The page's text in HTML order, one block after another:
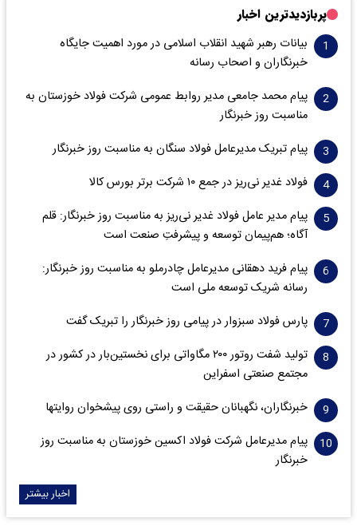
پربازدیدترین اخبار
بیانات رهبر شهید انقلاب اسلامی در مورد اهمیت جایگاه
خبرنگاران و اصحاب رسانه
پیام محمد جامعی مدیر روابط عمومی شرکت فولاد خوزستان به
مناسبت روز خبرنگار
پیام تبریک مدیرعامل فولاد سنگان به مناسبت روز خبرنگار
فولاد غدیر نی‌ریز در جمع ۱۰ شرکت برتر بورس کالا
پیام مدیر عامل فولاد غدیر نی‌ریز به مناسبت روز خبرنگار: قلم
آگاه؛ هم‌پیمان توسعه و پیشرفتِ صنعت است
پیام فرید دهقانی مدیرعامل چادرملو به مناسبت روز خبرنگار:
رسانه شریک توسعه ملی است
پارس فولاد سبزوار در پیامی روز خبرنگار را تبریک گفت
تولید شفت روتور ۲۰۰ مگاواتی برای نخستین‌بار در کشور در
مجتمع صنعتی اسفراین
خبرنگاران، نگهبانان حقیقت و راستی روی پیشخوان روایت­ها
پیام مدیرعامل شرکت فولاد اکسین خوزستان به مناسبت روز
خبرنگار
اخبار بیشتر